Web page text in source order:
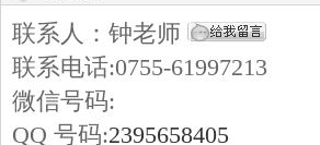
联系人：钟老师
联系电话:0755-61997213
微信号码:
QQ 号码:2395658405